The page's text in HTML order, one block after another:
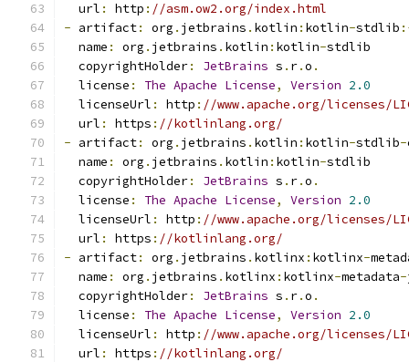
  url
: http : //asm.ow2.org/index.html
- artifact: org . jetbrains . kotlin : kotlin-stdlib
  name
: org . jetbrains . kotlin : kotlin-stdlib
  copyrightHolder
: JetBrains s . r.o .
  license
: The Apache License, Version 2.0
  licenseUrl
: http : //www.apache.org/licenses/
  url
: https : //kotlinlang.org/
- artifact: org . jetbrains . kotlin : kotlin-stdlib-
  name
: org . jetbrains . kotlin : kotlin-stdlib
  copyrightHolder
: JetBrains s . r.o .
  license
: The Apache License, Version 2.0
  licenseUrl
: http : //www.apache.org/licenses/
  url
: https : //kotlinlang.org/
- artifact: org . jetbrains . kotlinx : kotlinx-
  name
: org . jetbrains . kotlinx : kotlinx-metadata-
  copyrightHolder
: JetBrains s . r.o .
  license
: The Apache License, Version 2.0
  licenseUrl
: http : //www.apache.org/licenses/
  url
: https : //kotlinlang.org/